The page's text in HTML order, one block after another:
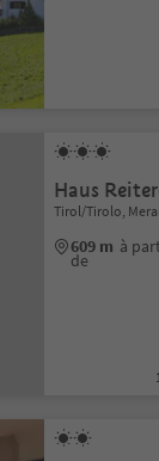
Haus
Tirol/Tirolo,
609 m à
de